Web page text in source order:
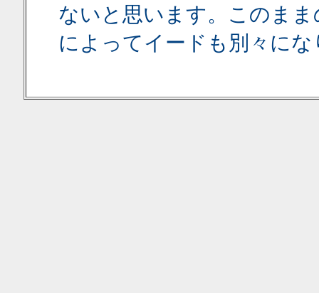
ないと思います。このま
によってイードも別々に